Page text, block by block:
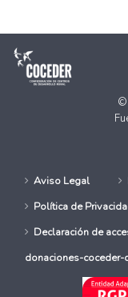
©
Aviso Legal
Política de
Declaración de
donaciones-coceder-